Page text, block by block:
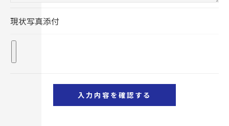
＜個人情報の開示･訂正・削除･利用停止の手続につ
いて＞
個人情報の開示･訂正･削除・利用停止の具体的手続
現状写真添付